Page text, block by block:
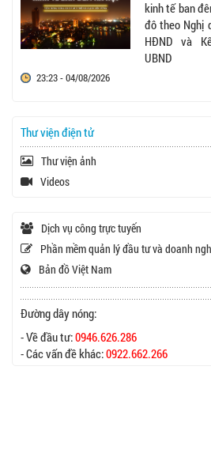
kinh tế ban
đô theo Nghị
HĐND và
UBND
23:23 - 04/08/2026
Thư viện điện tử
Thư viện ảnh
Videos
Dịch vụ công trực tuyến
Phần mềm quản lý đầu tư và doanh
Bản đồ Việt Nam
Đường dây nóng:
- Về đầu tư:0946.626.286
- Các vấn đề khác:0922.662.266